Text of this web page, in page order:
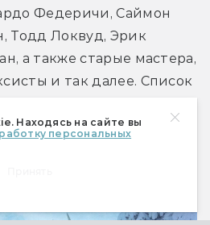
Находясь на сайте вы
персональных
Федеричи, Саймон
Тодд Локвуд, Эрик
а также старые мастера,
и так далее. Список